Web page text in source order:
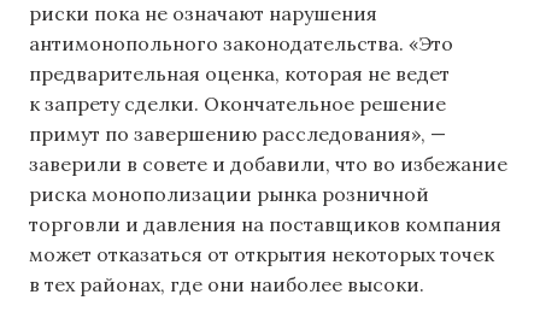
риски пока не означают нарушения
антимонопольного законодательства. «Это
предварительная оценка, которая не ведет
к запрету сделки. Окончательное решение
примут по завершению расследования», —
заверили в совете и добавили, что во избежание
риска монополизации рынка розничной
торговли и давления на поставщиков компания
может отказаться от открытия некоторых точек
в тех районах, где они наиболее высоки.